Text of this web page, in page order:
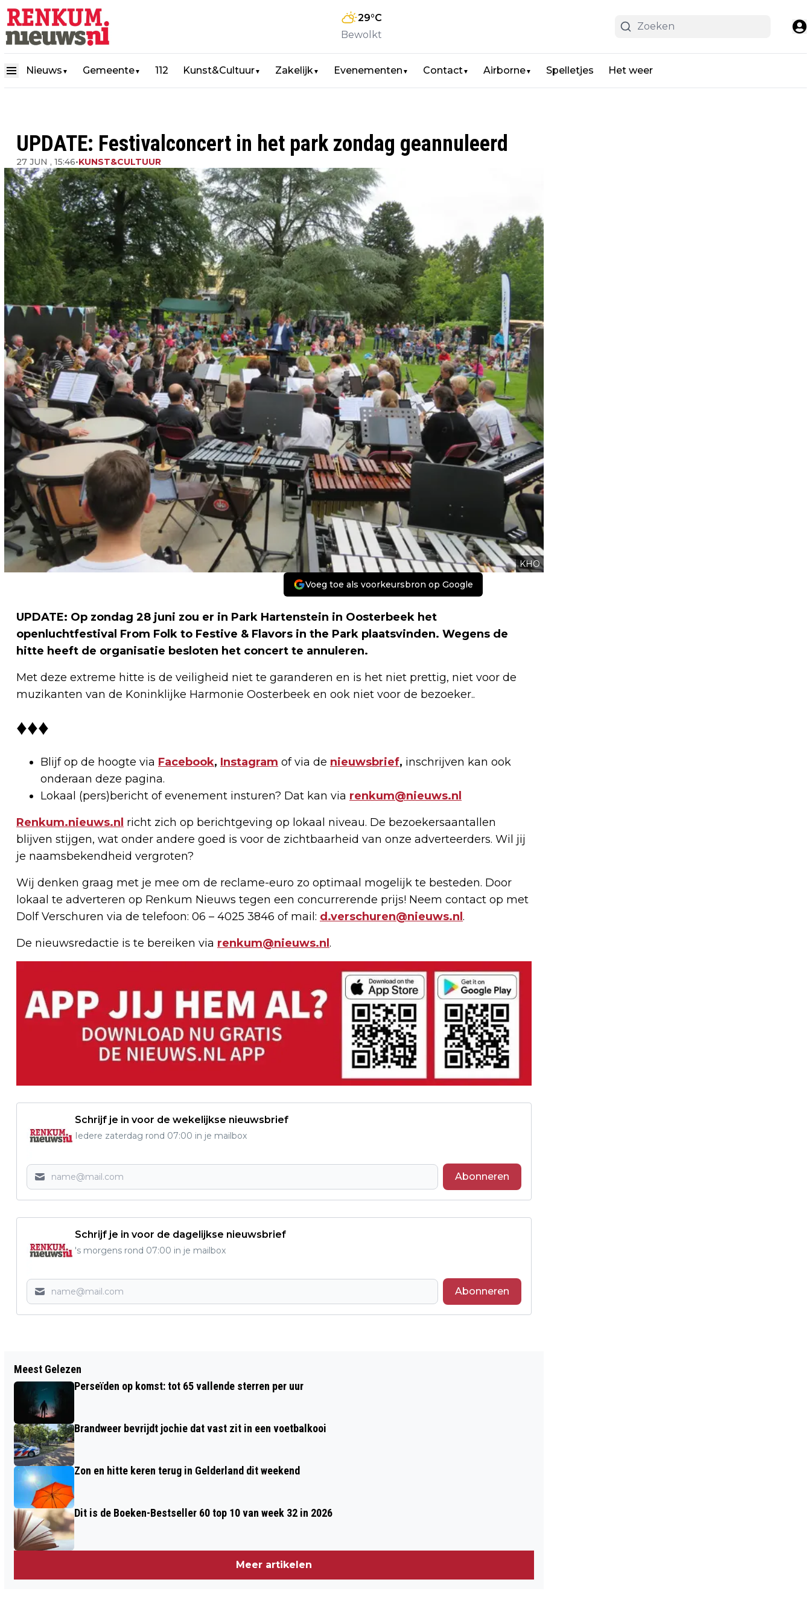
29°C
Bewolkt
Nieuws ▼ Gemeente▼ 112 Kunst&Cultuur▼ Zakelijk▼ Evenementen ▼ Contact▼ Airborne▼ Spelletjes Het weer
UPDATE: Festivalconcert in het park zondag geannuleerd
27 JUN , 15:46•KUNST&CULTUUR
KHO
Voeg toe als voorkeursbron op Google
UPDATE: Op zondag 28 juni zou er in Park Hartenstein in Oosterbeek het
openluchtfestival From Folk to Festive & Flavors in the Park plaatsvinden. Wegens de
hitte heeft de organisatie besloten het concert te annuleren.
Met deze extreme hitte is de veiligheid niet te garanderen en is het niet prettig, niet voor de
muzikanten van de Koninklijke Harmonie Oosterbeek en ook niet voor de bezoeker..
♦♦♦
Blijf op de hoogte via Facebook, Instagram of via de nieuwsbrief, inschrijven kan ook
onderaan deze pagina.
Lokaal (pers)bericht of evenement insturen? Dat kan via renkum@nieuws.nl
Renkum.nieuws.nl richt zich op berichtgeving op lokaal niveau. De bezoekersaantallen
blijven stijgen, wat onder andere goed is voor de zichtbaarheid van onze adverteerders. Wil jij
je naamsbekendheid vergroten?
Wij denken graag met je mee om de reclame-euro zo optimaal mogelijk te besteden. Door
lokaal te adverteren op Renkum Nieuws tegen een concurrerende prijs! Neem contact op met
Dolf Verschuren via de telefoon: 06 – 4025 3846 of mail: d.verschuren@nieuws.nl .
De nieuwsredactie is te bereiken via renkum@nieuws.nl .
Schrijf je in voor de wekelijkse nieuwsbrief
Iedere zaterdag rond 07:00 in je mailbox
Abonneren
Schrijf je in voor de dagelijkse nieuwsbrief
's morgens rond 07:00 in je mailbox
Abonneren
TROPISCHE HITTE EN KANS OP
ONWEERSBUIEN DIT WEEKEND
MET BUS EN REGIONALE TREIN
Meest Gelezen
Perseïden op komst: tot 65 vallende sterren per uur
Brandweer bevrijdt jochie dat vast zit in een voetbalkooi
Zon en hitte keren terug in Gelderland dit weekend
Dit is de Boeken-Bestseller 60 top 10 van week 32 in 2026
Meer artikelen